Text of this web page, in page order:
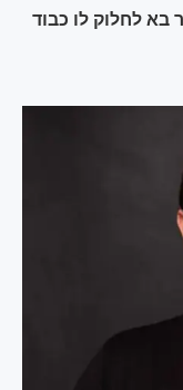
בא לחלוק לו כבוד